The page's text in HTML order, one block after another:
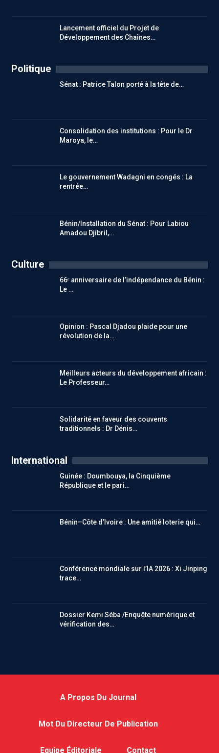
Lancement officiel du Projet de
Développement des Chaînes…
Politique
Sénat : Patrice Talon porté à la tête de…
Consolidation des institutions : Pour le Dr
Maroya, le…
Le gouvernement Wadagni en congés : La
rentrée…
Bénin/Installation du Sénat : Pour Labiou
Amadou Djibril,…
Culture
66ᵉ anniversaire de l’indépendance du Bénin :
Le …
Opinion : Pascal Djadou plaide pour une
révolution de la…
Meilleurs acteurs du développement africain :
Le Professeur…
Solidarité en faveur des couvents
traditionnels : Dr Dénis…
International
Guinée : Doumbouya, la Cinquième
République et le pari…
Bénin–Côte d’Ivoire : Une amitié loterie qui…
Conférence mondiale sur l’IA 2026 : Xi Jinping
trace…
Dossier Kemi Séba /Enquête numérique et
vérification des…
A Propos Du Journal
Mot Du Directeur De Publication
Equipe Éditoriale Contact